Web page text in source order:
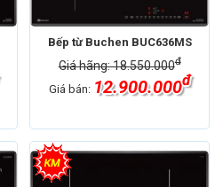
Bếp từ Buchen BUC636MS
Giá hãng: 18.550.000đ
Giá bán: 12.900.000đ